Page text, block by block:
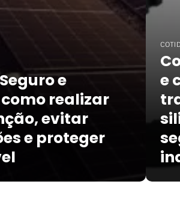
e
realizar
evitar
e proteger
e